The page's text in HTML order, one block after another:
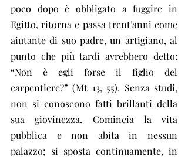
poco dopo è obbligato a fuggire in
Egitto, ritorna e passa trent’anni come
aiutante di suo padre, un artigiano, al
punto che più tardi avrebbero detto:
“Non è egli forse il figlio del
carpentiere?” (Mt 13, 55). Senza studi,
non si conoscono fatti brillanti della
sua giovinezza. Comincia la vita
pubblica e non abita in nessun
palazzo; si sposta continuamente, in